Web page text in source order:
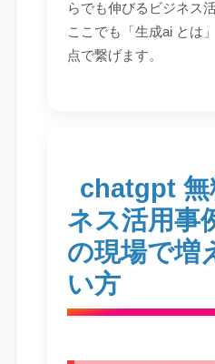
らでも伸びるビジネス
ここでも「生成ai とは
点で繋げます。
chatgpt 無
ネス活用事
の現場で増
い方